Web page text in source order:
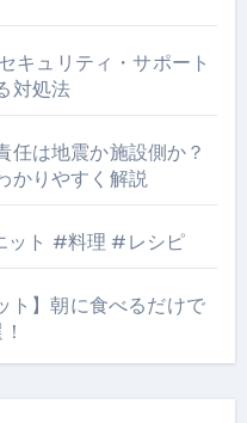
キュリティ・サポート
対処法
任は地震か施設側か？
かりやすく解説
ット #料理 #レシピ
ト】朝に食べるだけで